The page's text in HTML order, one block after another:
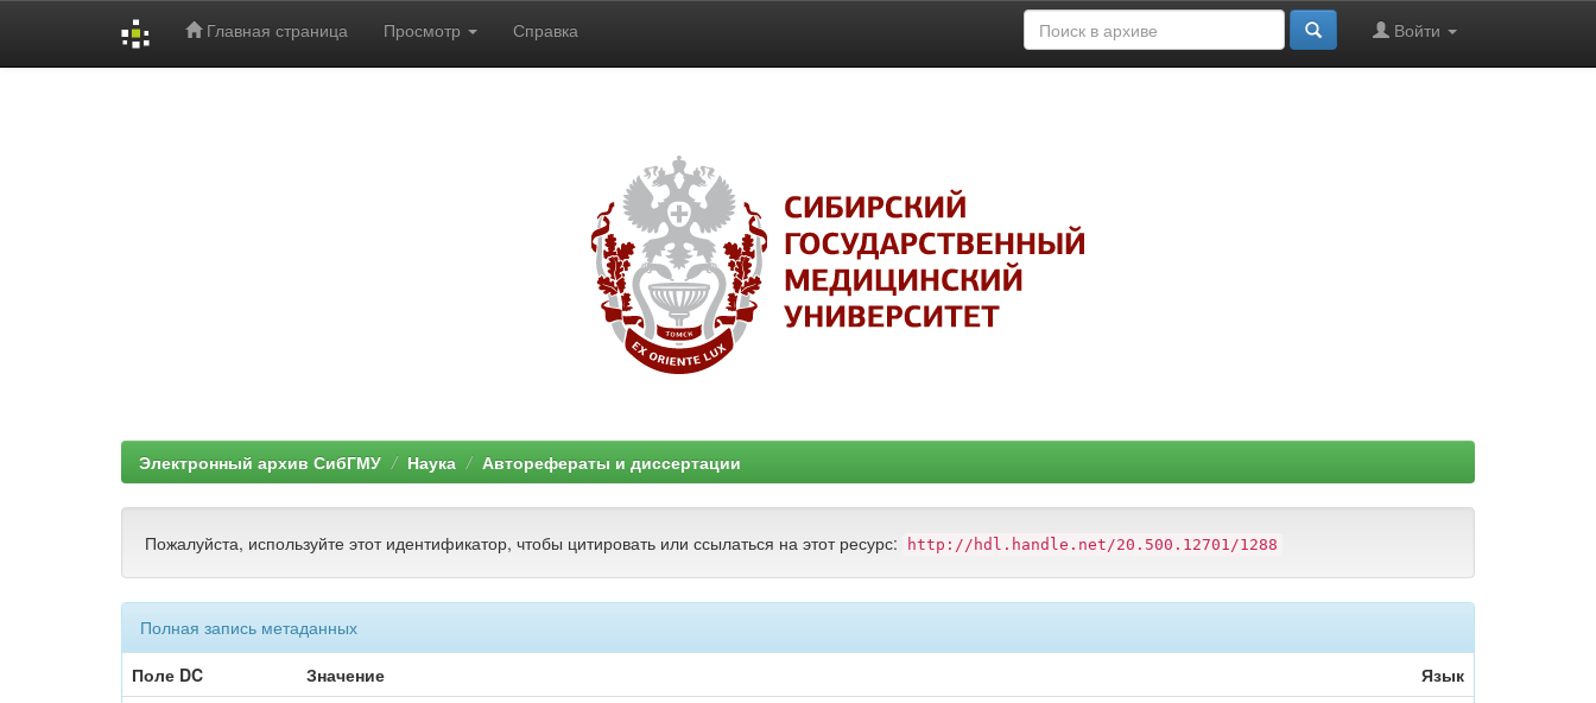
Главная страница Просмотр Справка Войти
Электронный архив СибГМУ Наука Авторефераты и диссертации
Пожалуйста, используйте этот идентификатор, чтобы цитировать или ссылаться на этот ресурс: http://hdl.handle.net/20.500.12701/1288
Полная запись метаданных
Поле DC
Значение
Язык